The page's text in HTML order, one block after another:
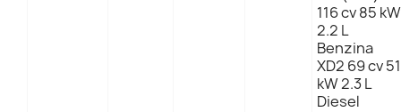
116 cv 85 kW
2.2 L
Benzina
XD2 69 cv 51
kW 2.3 L
Diesel